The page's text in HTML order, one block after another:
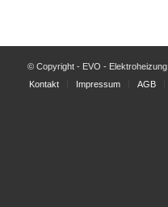
© Copyright - EVO - Elektroheizung
Kontakt
Impressum AGB